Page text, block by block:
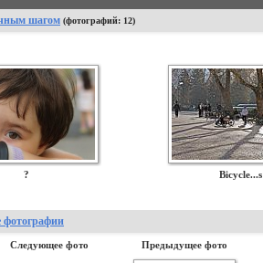
шагом (фотографий: 12)
? Bicycle...s
фотографии
Следующее фото Предыдущее фото